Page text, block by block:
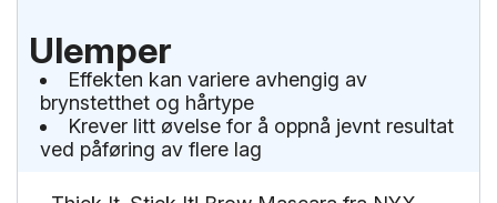
Ulemper
Effekten kan variere avhengig av
brynstetthet og hårtype
Krever litt øvelse for å oppnå jevnt resultat
ved påføring av flere lag